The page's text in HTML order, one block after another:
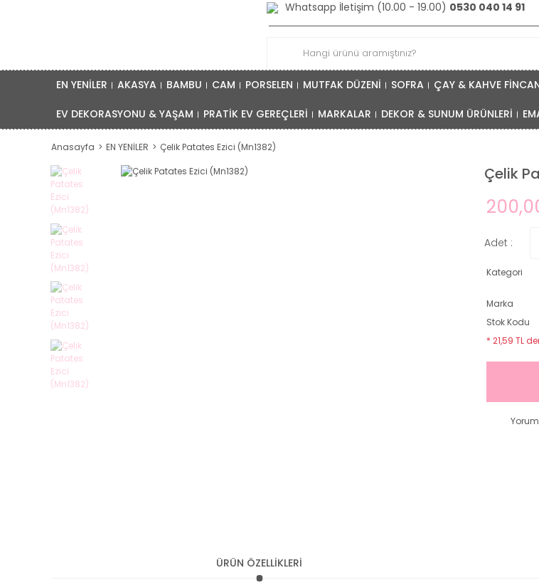
Whatsapp İletişim (10.00 - 19.00) 0530 040 14 91
EN YENİLER AKASYA BAMBU CAM PORSELEN MUTFAK DÜZENİ SOFRA ÇAY & KAHVE
EV DEKORASYONU & YAŞAM PRATİK EV GEREÇLERİ MARKALAR DEKOR & SUNUM ÜRÜNLERİ
Anasayfa EN YENİLER Çelik Patates Ezici (Mn1382)
Çelik
Adet :
Kategori
Marka
Stok Kodu
* 21,59 TL
ÜRÜN ÖZELLİKLERİ